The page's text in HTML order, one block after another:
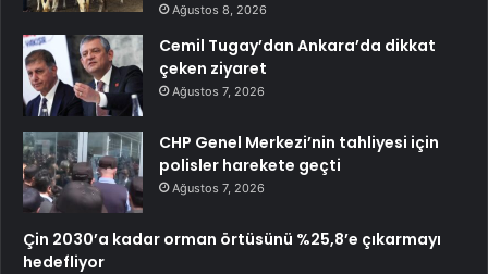
Ağustos 8, 2026
Cemil Tugay’dan Ankara’da dikkat
çeken ziyaret
Ağustos 7, 2026
CHP Genel Merkezi’nin tahliyesi için
polisler harekete geçti
Ağustos 7, 2026
Çin 2030’a kadar orman örtüsünü %25,8’e çıkarmayı
hedefliyor